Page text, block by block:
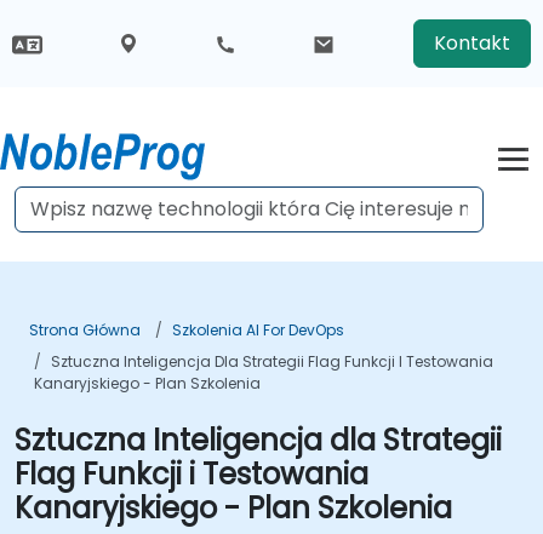
Kontakt
Strona Główna
Szkolenia AI For DevOps
Sztuczna Inteligencja Dla Strategii Flag Funkcji I Testowania
Kanaryjskiego - Plan Szkolenia
Sztuczna Inteligencja dla Strategii
Flag Funkcji i Testowania
Kanaryjskiego - Plan Szkolenia